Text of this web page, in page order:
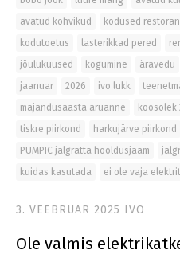
avatud kohvikud
kodused
kodutoetus
lasterikkad pered
jõulukuused
kogumine äravedu
jaanuar
2026 ivo lukk
majandusaasta aruanne
koosolek
tiskre piirkond
harkujärve piirkond
PUMPIC jalgratta hooldusjaam
kuidas kasutada
ei ole vaja elektrit
3. VEEBRUAR 2025 IVO
Ole valmis